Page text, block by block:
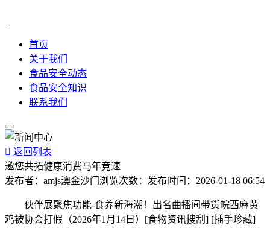
首页
关于我们
食品安全动态
食品安全知识
联系我们
 返回列表
邀您共拓健康消费马年竞速
发布者： amjs澳金沙门 浏览次数： 发布时间： 2026-01-18 06:54
伙伴展聚焦功能-食养新海潮！出名曲播间带货皖西麻黄
鸡被协会打假（2026年1月14日）[食物资讯搜刮] [插手珍藏]